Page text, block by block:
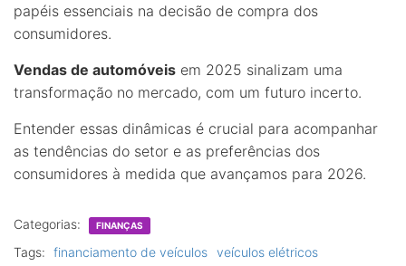
papéis essenciais na decisão de compra dos
consumidores.
Vendas de automóveis em 2025 sinalizam uma
transformação no mercado, com um futuro incerto.
Entender essas dinâmicas é crucial para acompanhar
as tendências do setor e as preferências dos
consumidores à medida que avançamos para 2026.
Categorias: FINANÇAS
Tags: financiamento de veículos veículos elétricos